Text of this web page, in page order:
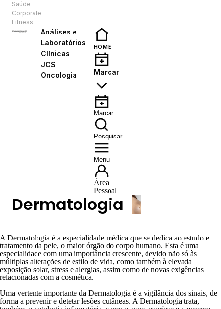
Saúde
Corporate
Fitness
Análises e
Laboratórios
Clínicas
JCS
Oncologia
HOME
Marcar
Marcar
Pesquisar
Menu
Área
Pessoal
Dermatologia
A Dermatologia é a especialidade médica que se dedica ao estudo e
tratamento da pele, o maior órgão do corpo humano. Esta é uma
especialidade com uma importância crescente, devido não só às
múltiplas alterações de estilo de vida, como também à elevada
exposição solar, stress e alergias, assim como de novas exigências
relacionadas com a cosmética.
Uma vertente importante da Dermatologia é a vigilância dos sinais, de
forma a prevenir e detetar lesões cutâneas. A Dermatologia trata,